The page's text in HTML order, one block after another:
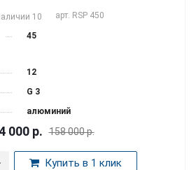
10 арт. RSP 450
45
12
G 3
алюминий
000 р. 158 000 р.
Купить в 1 клик